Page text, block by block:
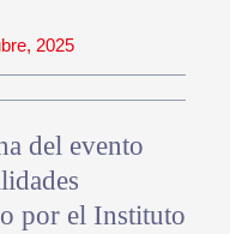
2025
del evento
por el Instituto